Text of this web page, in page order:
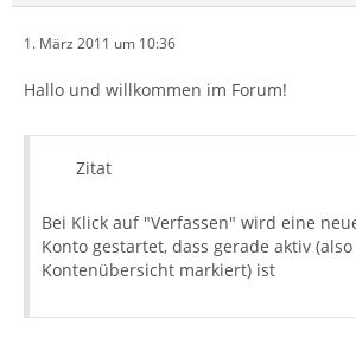
1. März 2011 um 10:36
Hallo und willkommen im Forum!
Zitat
Bei Klick auf "Verfassen" wird eine
Konto gestartet, dass gerade aktiv
Kontenübersicht markiert) ist